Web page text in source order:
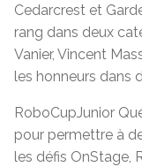
Cedarcrest et
rang dans deux
Vanier, Vincent
les honneurs dans
RoboCupJunior
pour permettre à
les défis OnStage,